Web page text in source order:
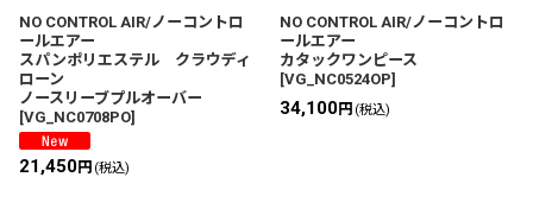
NO CONTROL AIR/ノーコントロ
ールエアー
スパンポリエステル クラウディ
ローン
ノースリーブプルオーバー
[VG_NC0708PO]
21,450円 (税込)
NO CONTROL AIR/ノーコントロ
ールエアー
カタックワンピース
[VG_NC0524OP]
34,100円 (税込)